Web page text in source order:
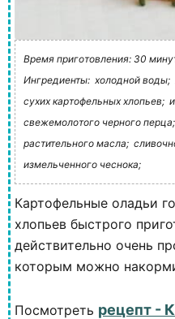
Время приготовления: 30
Ингредиенты: холодной воды;
сухих картофельных хлопьев;
свежемолотого черного перца;
растительного масла;
измельченного чеснока;
Картофельные оладьи
хлопьев быстрого
действительно очень
которым можно
Посмотреть рецепт -